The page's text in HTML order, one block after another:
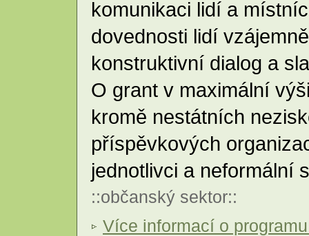
komunikaci lidí a
dovednosti lidí
konstruktivní dialog a
O grant v maximální
kromě nestátních
příspěvkových
jednotlivci a neformální
::občanský sektor::
Více informací o